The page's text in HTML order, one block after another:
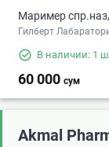
Маример
Гилберт
В наличии: 1
60 000 сум
Akmal